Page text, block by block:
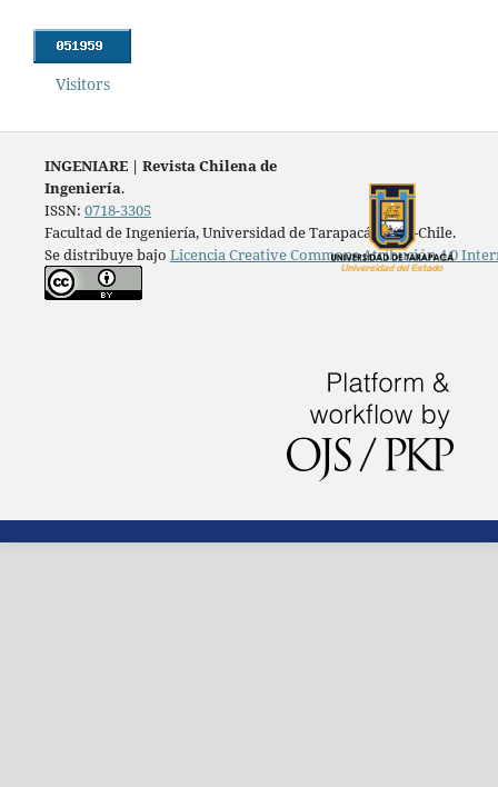
Visitors
INGENIARE | Revista Chilena de
Ingeniería.
ISSN: 0718-3305
Facultad de Ingeniería, Universidad de Tarapacá, Arica-Chile.
Se distribuye bajo Licencia Creative Commons Atribución 4.0